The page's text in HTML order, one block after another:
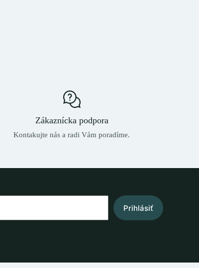
Zákaznícka podpora
Kontakujte nás a radi Vám poradíme.
Prihlásiť